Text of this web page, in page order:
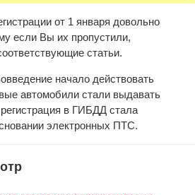
от 1 января довольно
если Вы их пропустили,
статьи.
начало действовать
автомобили стали выдавать
в ГИБДД стала
электронных ПТС.